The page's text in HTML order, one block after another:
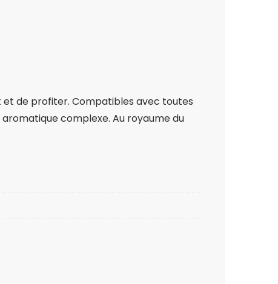
et de profiter. Compatibles avec toutes
complexe. Au royaume du